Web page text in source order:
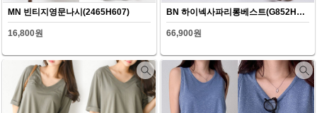
MN 빈티지영문나시(2465H607)
16,800원
BN 하이넥사파리롱베스트(G852H607)
66,900원